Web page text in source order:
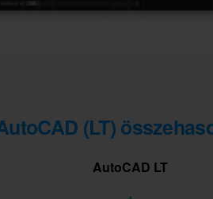
(LT)
AutoCAD LT